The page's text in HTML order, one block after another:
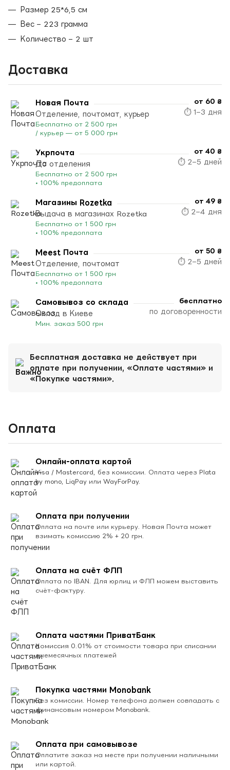
Размер 25*6,5 см
Вес – 223 грамма
Количество – 2 шт
Доставка
Новая Почта
Отделение, почтомат, курьер
Бесплатно от 2 500 грн
/ курьер — от 5 000 грн
от 60 ₴
⏱ 1–3 дня
Укрпочта
До отделения
Бесплатно от 2 500 грн
• 100% предоплата
от 40 ₴
⏱ 2–5 дней
Магазины Rozetka
Выдача в магазинах Rozetka
Бесплатно от 1 500 грн
• 100% предоплата
от 49 ₴
⏱ 2–4 дня
Meest Почта
Отделение, почтомат
Бесплатно от 1 500 грн
• 100% предоплата
от 50 ₴
⏱ 2–5 дней
Самовывоз со склада
Склад в Киеве
Мин. заказ 500 грн
бесплатно
по договоренности
Бесплатная доставка не действует при
оплате при получении, «Оплате частями» и
«Покупке частями».
Оплата
Онлайн-оплата картой
Visa / Mastercard, без комиссии. Оплата через Plata
by mono, LiqPay или WayForPay.
Оплата при получении
Оплата на почте или курьеру. Новая Почта может
взимать комиссию 2% + 20 грн.
Оплата на счёт ФЛП
Оплата по IBAN. Для юрлиц и ФЛП можем выставить
счёт-фактуру.
Оплата частями ПриватБанк
Комиссия 0.01% от стоимости товара при списании
ежемесячных платежей
Покупка частями Monobank
Без комиссии. Номер телефона должен совпадать с
финансовым номером Monobank.
Оплата при самовывозе
Оплатите заказ на месте при получении наличными
или картой.